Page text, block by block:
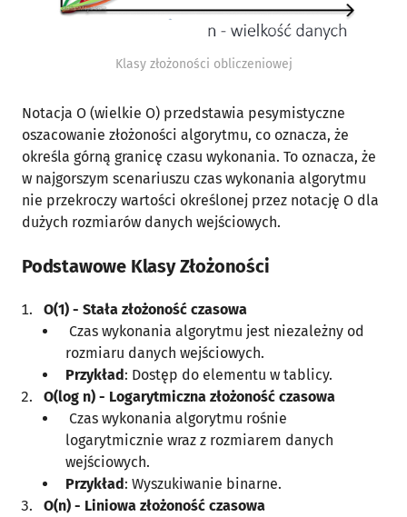
Klasy złożoności obliczeniowej
Notacja O (wielkie O) przedstawia pesymistyczne
oszacowanie złożoności algorytmu, co oznacza, że
określa górną granicę czasu wykonania. To oznacza, że
w najgorszym scenariuszu czas wykonania algorytmu
nie przekroczy wartości określonej przez notację O dla
dużych rozmiarów danych wejściowych.
Podstawowe Klasy Złożoności
O(1) - Stała złożoność czasowa
Czas wykonania algorytmu jest niezależny od
rozmiaru danych wejściowych.
Przykład: Dostęp do elementu w tablicy.
O(log n) - Logarytmiczna złożoność czasowa
Czas wykonania algorytmu rośnie
logarytmicznie wraz z rozmiarem danych
wejściowych.
Przykład: Wyszukiwanie binarne.
O(n) - Liniowa złożoność czasowa